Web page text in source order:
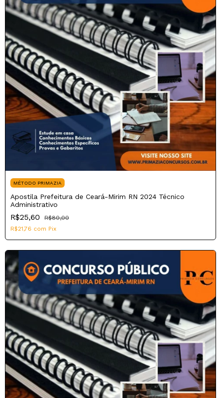
MÉTODO PRIMAZIA
Apostila Prefeitura de Ceará-Mirim RN 2024 Técnico
Administrativo
R$25,60
R$80,00
R$21,76 com Pix